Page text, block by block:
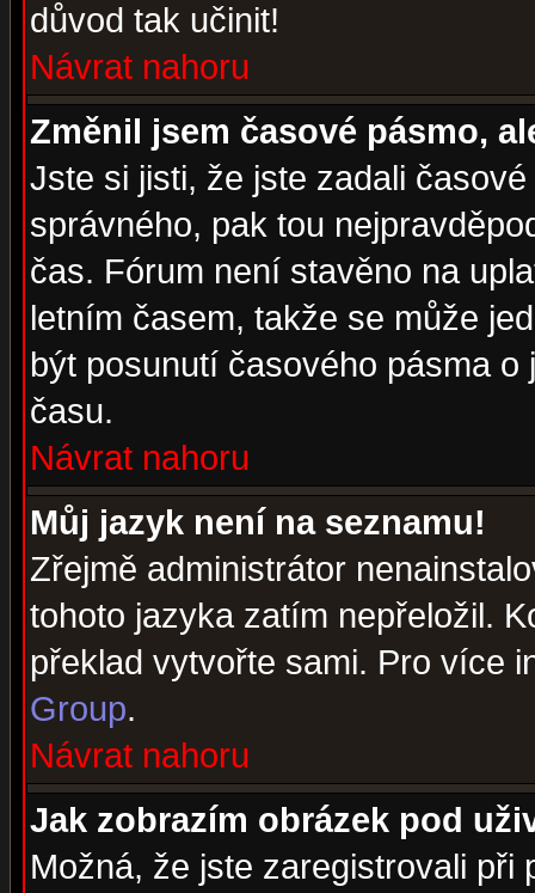
důvod tak učinit!
Návrat nahoru
Změnil jsem časové pásmo,
Jste si jisti, že jste zadali
správného, pak tou
čas. Fórum není stavěno na
letním časem, takže se může
být posunutí časového pásma
času.
Návrat nahoru
Můj jazyk není na seznamu!
Zřejmě administrátor
tohoto jazyka zatím nepřeložil.
překlad vytvořte sami. Pro více
Group.
Návrat nahoru
Jak zobrazím obrázek pod
Možná, že jste zaregistrovali